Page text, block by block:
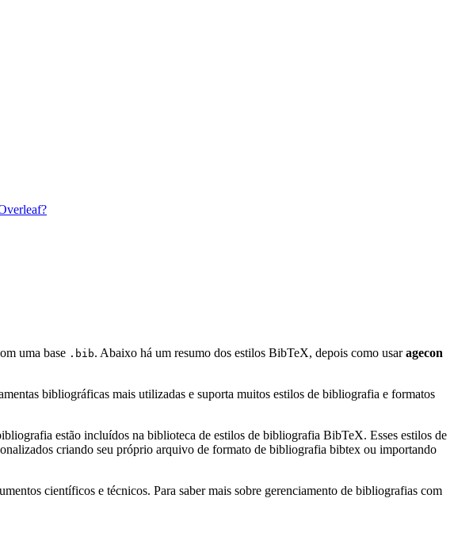
uma base .bib. Abaixo há um resumo dos estilos BibTeX, depois como usaragecon
bibliográficas mais utilizadas e suporta muitos estilos de bibliografia e formatos
estão incluídos na biblioteca de estilos de bibliografia BibTeX. Esses estilos de
criando seu próprio arquivo de formato de bibliografia bibtex ou importando
científicos e técnicos. Para saber mais sobre gerenciamento de bibliografias com